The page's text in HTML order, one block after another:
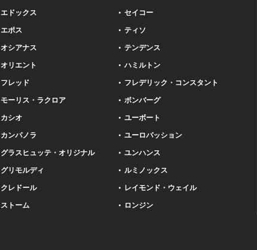
エドックス
エポス
オシアナス
オリエント
フレッド
モーリス・ラクロア
カシオ
カンパノラ
グラスヒュッテ・オリジナル
グリモルディ
クレドール
ストーム
セイコー
ティソ
テンデンス
ハミルトン
フレデリック・コンスタント
ボンバーグ
ユーボート
ユーロパッション
ユンハンス
ルミノックス
レイモンド・ウェイル
ロンジン